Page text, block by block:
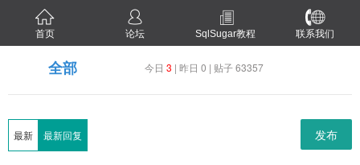
首页 论坛 SqlSugar教程 联系我们
全部 今日 3 | 昨日 0 | 贴子 63357
最新 最新回复 发布